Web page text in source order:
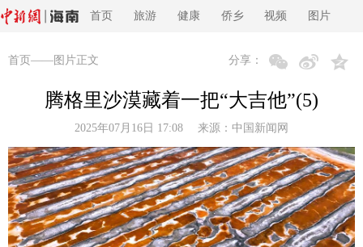
首页 旅游 健康 侨乡 视频 图片
首页 ——图片正文 分享：
腾格里沙漠藏着一把“大吉他”(5)
2025年07月16日 17:08 来源： 中国新闻网